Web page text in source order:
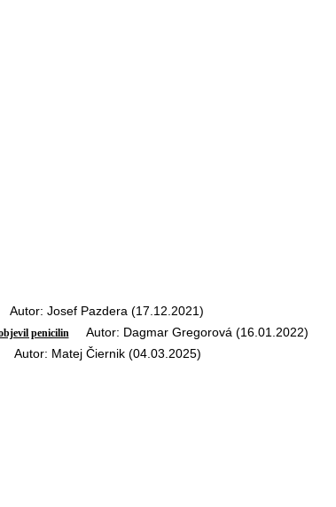
Josef Pazdera (17.12.2021)
penicilin Autor: Dagmar Gregorová (16.01.2022)
Matej Čiernik (04.03.2025)